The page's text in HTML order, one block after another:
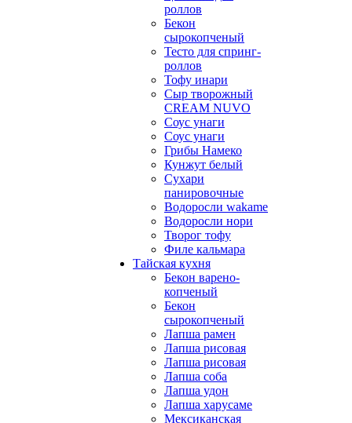
роллов
Бекон
сырокопченый
Тесто для спринг-
роллов
Тофу инари
Сыр творожный
CREАM NUVO
Соус унаги
Соус унаги
Грибы Намеко
Кунжут белый
Сухари
панировочные
Водоросли wakame
Водоросли нори
Творог тофу
Филе кальмара
Тайская кухня
Бекон варено-
копченый
Бекон
сырокопченый
Лапша рамен
Лапша рисовая
Лапша рисовая
Лапша соба
Лапша удон
Лапша харусаме
Мексиканская